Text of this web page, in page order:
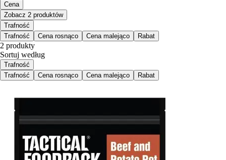
Cena
Zobacz 2 produktów
Trafność
Trafność
Cena rosnąco Cena malejąco Rabat
2 produkty
Sortuj według
Trafność
Trafność
Cena rosnąco Cena malejąco Rabat